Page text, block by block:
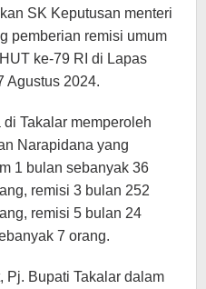
SK Keputusan menteri
pemberian remisi umum
ke-79 RI di Lapas
Agustus 2024.
Takalar memperoleh
Narapidana yang
1 bulan sebanyak 36
remisi 3 bulan 252
remisi 5 bulan 24
7 orang.
Pj. Bupati Takalar dalam